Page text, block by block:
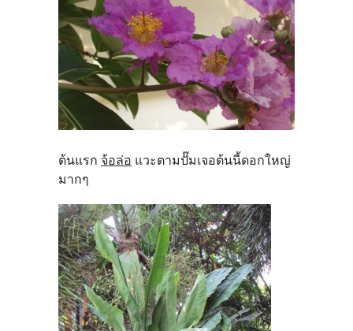
ต้นแรก จ้อล่อ แวะตามปั๊มเจอต้นนี้ดอกใหญ่
มากๆ